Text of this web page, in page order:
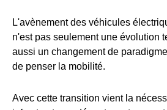
L'avènement des véhicules
n'est pas seulement une évolution
aussi un changement de
de penser la mobilité.
Avec cette transition vient la